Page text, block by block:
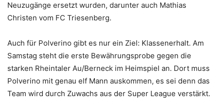
Neuzugänge ersetzt wurden, darunter auch Mathias
Christen vom FC Triesenberg.
Auch für Polverino gibt es nur ein Ziel: Klassenerhalt. Am
Samstag steht die erste Bewährungsprobe gegen die
starken Rheintaler Au/Berneck im Heimspiel an. Dort muss
Polverino mit genau elf Mann auskommen, es sei denn das
Team wird durch Zuwachs aus der Super League verstärkt.